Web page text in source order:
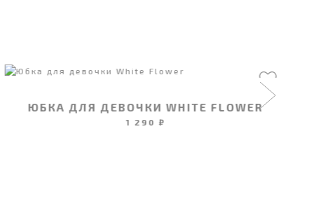
ЮБКА ДЛЯ ДЕВОЧКИ WHITE FLOWER
1 290 ₽